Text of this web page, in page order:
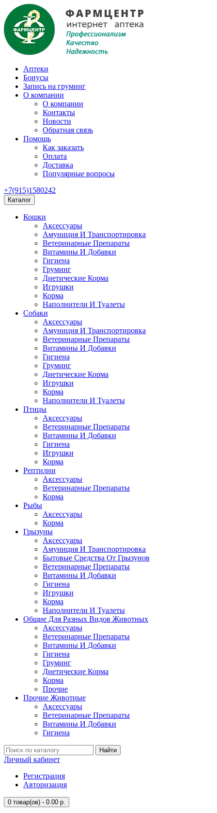
Аптеки
Бонусы
Запись на груминг
О компании
О компании
Контакты
Новости
Обратная связь
Помощь
Как заказать
Оплата
Доставка
Популярные вопросы
+7(915)1580242
Каталог
Кошки
Аксессуары
Амуниция И Транспортировка
Ветеринарные Препараты
Витамины И Добавки
Гигиена
Груминг
Диетические Корма
Игрушки
Корма
Наполнители И Туалеты
Собаки
Аксессуары
Амуниция И Транспортировка
Ветеринарные Препараты
Витамины И Добавки
Гигиена
Груминг
Диетические Корма
Игрушки
Корма
Наполнители И Туалеты
Птицы
Аксессуары
Ветеринарные Препараты
Витамины И Добавки
Гигиена
Игрушки
Корма
Рептилии
Аксессуары
Ветеринарные Препараты
Корма
Рыбы
Аксессуары
Корма
Грызуны
Аксессуары
Амуниция И Транспортировка
Бытовые Средства От Грызунов
Ветеринарные Препараты
Витамины И Добавки
Гигиена
Игрушки
Корма
Наполнители И Туалеты
Общие Для Разных Видов Животных
Аксессуары
Ветеринарные Препараты
Витамины И Добавки
Гигиена
Груминг
Диетические Корма
Корма
Прочие
Прочие Животные
Аксессуары
Ветеринарные Препараты
Витамины И Добавки
Гигиена
Найти
Личный кабинет
Регистрация
Авторизация
0 товар(ов) - 0.00 р.